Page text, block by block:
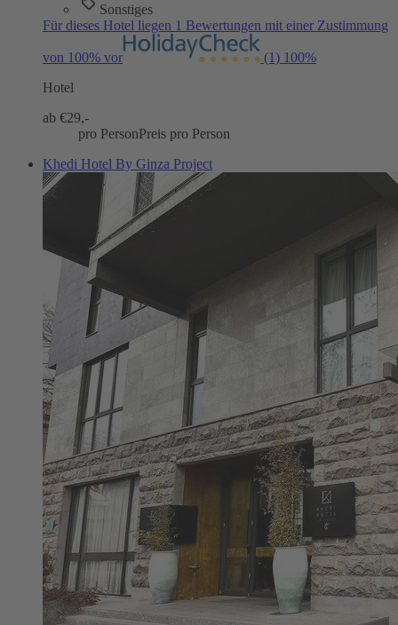
Sonstiges
Für dieses Hotel liegen 1 Bewertungen mit einer Zustimmung
von 100% vor (1) 100%
Hotel
ab €29,-
pro PersonPreis pro Person
Khedi Hotel By Ginza Project